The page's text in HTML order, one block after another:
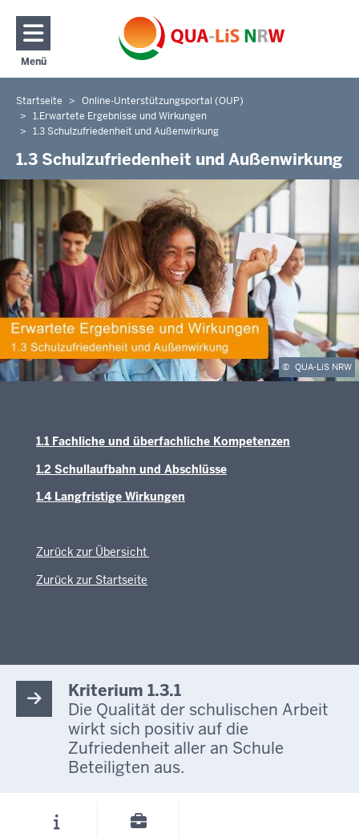
Direkt zum Inhalt
Menü
Navigation aktivieren/deaktivieren: Hauptmenü
Sie
befinden
hier
Startseite
Online-Unterstützungsportal (OUP)
1.Erwartete Ergebnisse und Wirkungen
1.3 Schulzufriedenheit und Außenwirkung
1.3 Schulzufriedenheit und Außenwirkung
© QUA-LiS NRW
1.1 Fachliche und überfachliche Kompetenzen
1.2 Schullaufbahn und Abschlüsse
1.4 Langfristige Wirkungen
Zurück zur Übersicht
Zurück zur Startseite
Kriterium 1.3.1
Die Qualität der schulischen Arbeit
wirkt sich positiv auf die
Zufriedenheit aller an Schule
Beteiligten aus.